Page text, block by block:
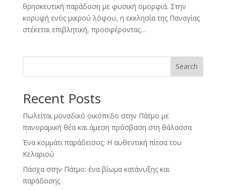
θρησκευτική παράδοση με φυσική ομορφιά. Στην
κορυφή ενός μικρού λόφου, η εκκλησία της Παναγίας
στέκεται επιβλητική, προσφέροντας...
Search
Recent Posts
Πωλείται μοναδικό οικόπεδο στην Πάτμο με
πανοραμική θέα και άμεση πρόσβαση στη θάλασσα
Ένα κομμάτι παράδεισος: Η αυθεντική πίτσα του
Κελαριού
Πάσχα στην Πάτμο: ένα βίωμα κατάνυξης και
παράδοσης